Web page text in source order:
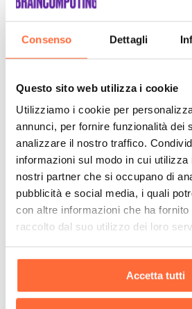
Consenso Dettagli
Questo sito web utilizza i cookie
Utilizziamo i cookie per
annunci, per fornire funzionalità dei
analizzare il nostro traffico.
informazioni sul modo in cui
nostri partner che si occupano di
pubblicità e social media, i quali
con altre informazioni che ha
raccolto dal suo utilizzo dei loro
Accetta tutti